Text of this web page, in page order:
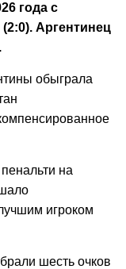
года с
Аргентинец
обыграла
на
игроком
шесть очков